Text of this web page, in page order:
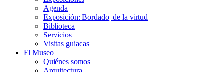
Agenda
Exposición: Bordado, de la virtud
Biblioteca
Servicios
Visitas guiadas
El Museo
Quiénes somos
Arquitectura